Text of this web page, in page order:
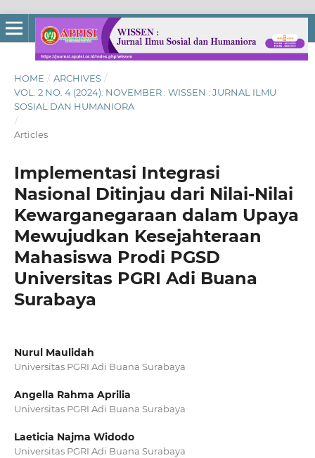
HOME / ARCHIVES /
VOL. 2 NO. 4 (2024): NOVEMBER : WISSEN : JURNAL ILMU
SOSIAL DAN HUMANIORA
/
Articles
Implementasi Integrasi
Nasional Ditinjau dari Nilai-Nilai
Kewarganegaraan dalam Upaya
Mewujudkan Kesejahteraan
Mahasiswa Prodi PGSD
Universitas PGRI Adi Buana
Surabaya
Nurul Maulidah
Universitas PGRI Adi Buana Surabaya
Angella Rahma Aprilia
Universitas PGRI Adi Buana Surabaya
Laeticia Najma Widodo
Universitas PGRI Adi Buana Surabaya